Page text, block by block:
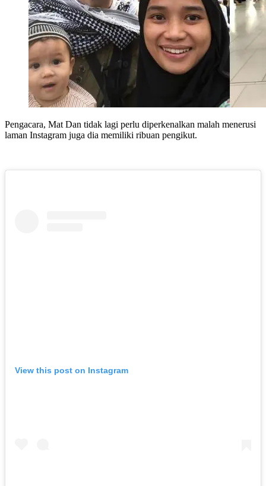
Pengacara, Mat Dan tidak lagi perlu diperkenalkan malah menerusi
laman Instagram juga dia memiliki ribuan pengikut.
View this post on Instagram